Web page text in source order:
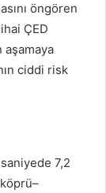
öngören
ÇED
aşamaya
ciddi risk
7,2